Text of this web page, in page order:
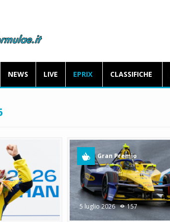
NEWS LIVE EPRIX CLASSIFICHE
Gran Premio
5 luglio 2026 157